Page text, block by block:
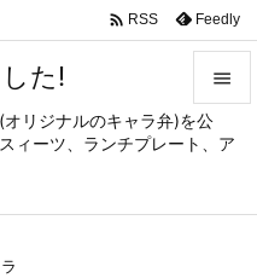
た!
リジナルのキャラ弁)を公
ィーツ、ランチプレート、ア


メニュ
サイド
 RSS Feedly